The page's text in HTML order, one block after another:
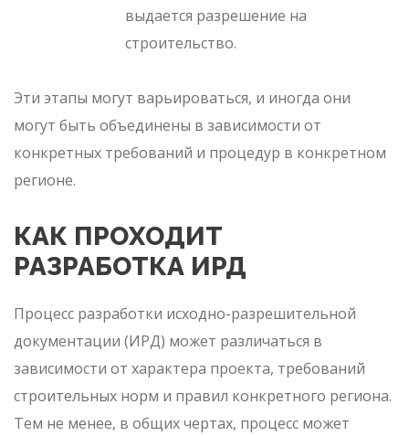
выдается разрешение на
строительство.
Эти этапы могут варьироваться, и иногда они
могут быть объединены в зависимости от
конкретных требований и процедур в конкретном
регионе.
КАК ПРОХОДИТ
РАЗРАБОТКА ИРД
Процесс разработки исходно-разрешительной
документации (ИРД) может различаться в
зависимости от характера проекта, требований
строительных норм и правил конкретного региона.
Тем не менее, в общих чертах, процесс может